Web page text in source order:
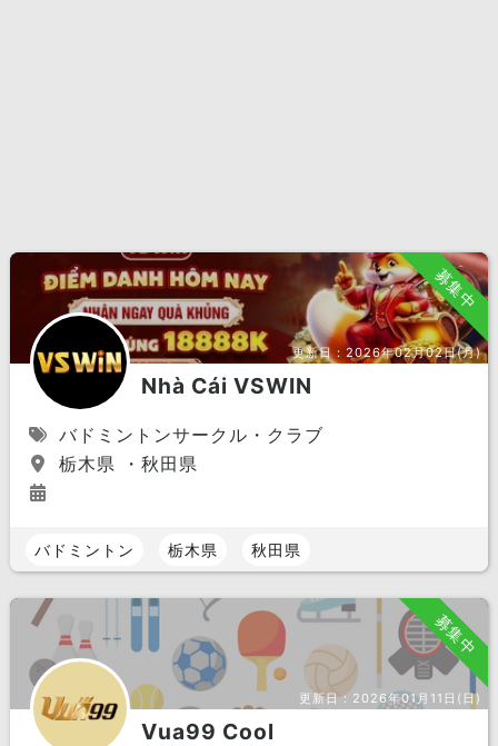
募集中
更新日：2026年02月02日(月)
Nhà Cái VSWIN
バドミントンサークル・クラブ
栃木県 ・秋田県
バドミントン 栃木県 秋田県
募集中
更新日： 2026年01月11日(日)
Vua99 Cool